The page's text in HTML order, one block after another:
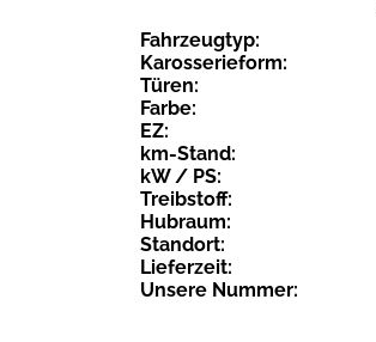
Fahrzeugtyp:
Karosserieform:
Türen:
Farbe:
EZ:
km-Stand:
kW / PS:
Treibstoff:
Hubraum:
Standort:
Lieferzeit:
Unsere Nummer: